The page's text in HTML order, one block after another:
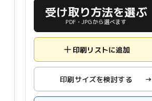
受け取り方法を選ぶ
PDF・JPGから選べます
印刷リストに追加
印刷サイズを検討する →